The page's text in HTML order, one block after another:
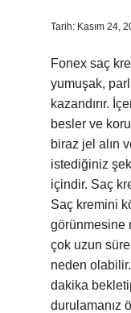
Tarih: Kasım 24,
Fonex saç
yumuşak,
kazandırır.
besler ve
biraz jel alın
istediğiniz
içindir. Saç
Saç kremini
görünmesine
çok uzun
neden
dakika
durulamanız